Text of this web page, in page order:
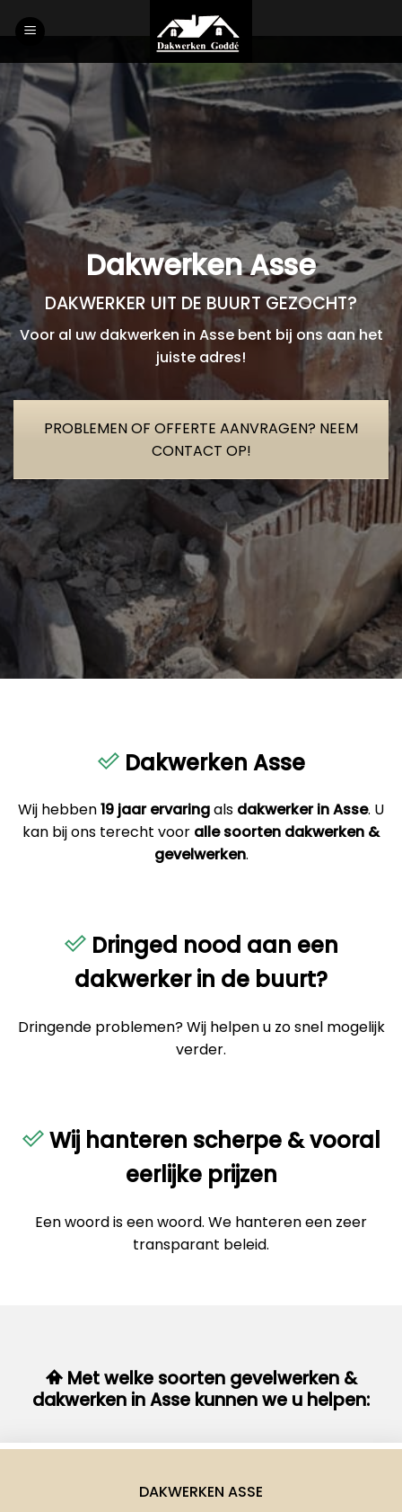
to
Dakwerken Asse
DAKWERKER UIT DE BUURT GEZOCHT?
Voor al uw dakwerken in Asse bent bij ons aan het
juiste adres!
PROBLEMEN OF OFFERTE AANVRAGEN? NEEM
CONTACT OP!
Dakwerken Asse
Wij hebben19 jaar ervaringals dakwerker in Asse. U
kan bij ons terecht voor alle soorten dakwerken &
gevelwerken.
Dringed nood aan een
dakwerker in de buurt?
Dringende problemen? Wij helpen u zo snel mogelijk
verder.
Wij hanteren scherpe & vooral
eerlijke prijzen
Een woord is een woord. We hanteren een zeer
transparant beleid.
Met welke soorten gevelwerken &
dakwerken in Asse kunnen we u helpen:
DAKWERKEN ASSE